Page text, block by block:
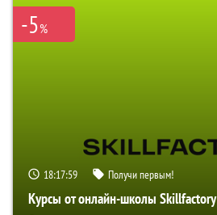
-5%
18:17:57 Получи первым!
Курсы от онлайн-школы Skillfactory